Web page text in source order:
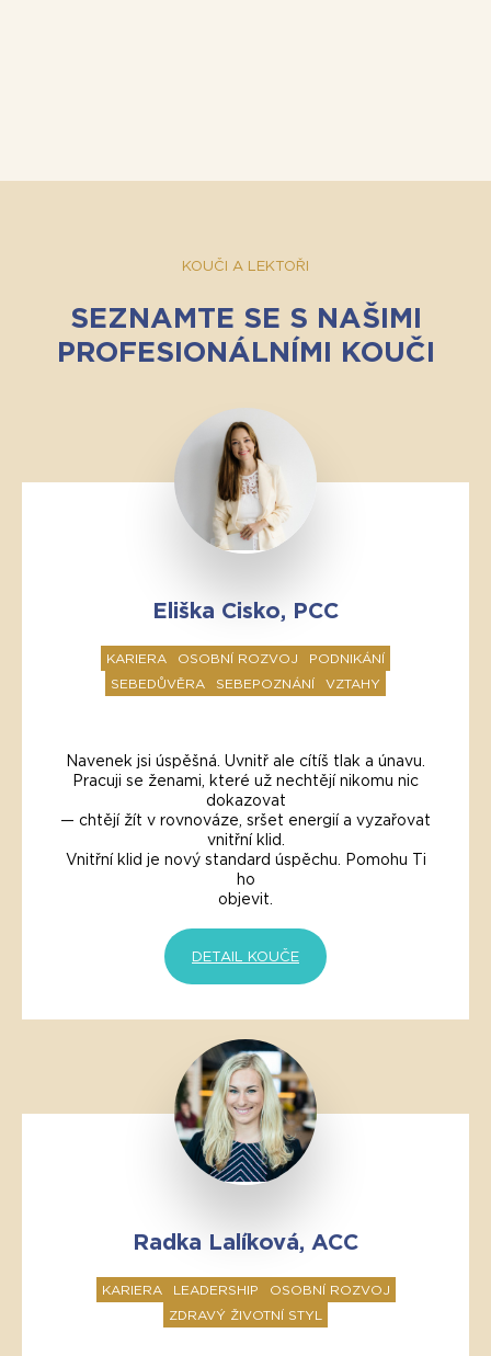
KOUČI A LEKTOŘI
SEZNAMTE SE S NAŠIMI
PROFESIONÁLNÍMI KOUČI
Eliška Cisko, PCC
KARIERA OSOBNÍ ROZVOJ
PODNIKÁNÍ
SEBEDŮVĚRA
SEBEPOZNÁNÍ VZTAHY
Navenek jsi úspěšná. Uvnitř ale cítíš tlak a únavu.
Pracuji se ženami, které už nechtějí nikomu nic
dokazovat
— chtějí žít v rovnováze, sršet energií a vyzařovat
vnitřní klid.
Vnitřní klid je nový standard úspěchu. Pomohu Ti
ho
objevit.
DETAIL KOUČE
Radka Lalíková, ACC
KARIERA LEADERSHIP
OSOBNÍ ROZVOJ
ZDRAVÝ ŽIVOTNÍ STYL